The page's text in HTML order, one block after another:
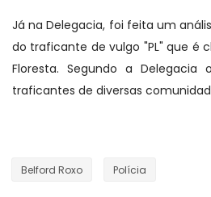
Já na Delegacia, foi feita um
do traficante de vulgo "PL" que é
Floresta. Segundo a
traficantes de diversas
Belford Roxo Polícia